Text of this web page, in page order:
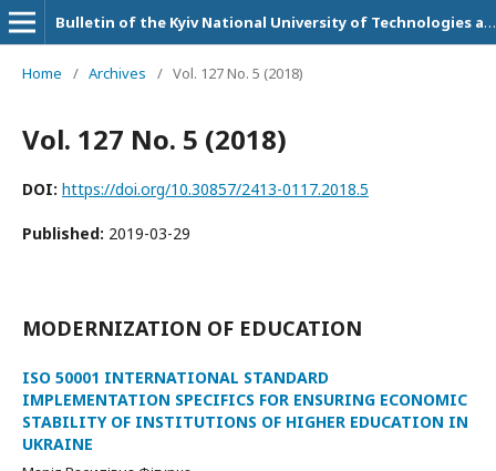
Bulletin of the Kyiv National University of Technologies and Design. Series: Economic sciences
Home / Archives / Vol. 127 No. 5 (2018)
Vol. 127 No. 5 (2018)
DOI: https://doi.org/10.30857/2413-0117.2018.5
Published: 2019-03-29
MODERNIZATION OF EDUCATION
ISO 50001 INTERNATIONAL STANDARD
IMPLEMENTATION SPECIFICS FOR ENSURING ECONOMIC
STABILITY OF INSTITUTIONS OF HIGHER EDUCATION IN
UKRAINE